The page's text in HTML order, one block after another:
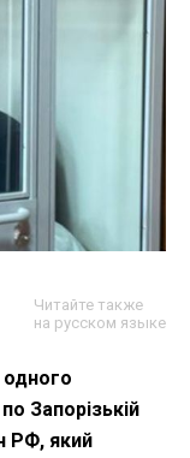
Читайте также
на русском языке
Запорізькій
РФ, який